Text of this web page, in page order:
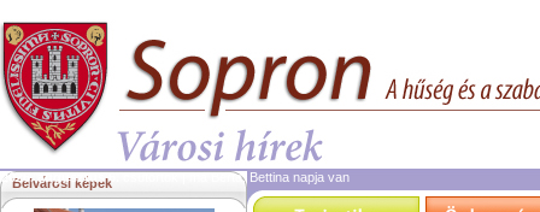
2026. augusztus 6.csütörtök | ma Berta, Bettina napja van
Belvárosi képek